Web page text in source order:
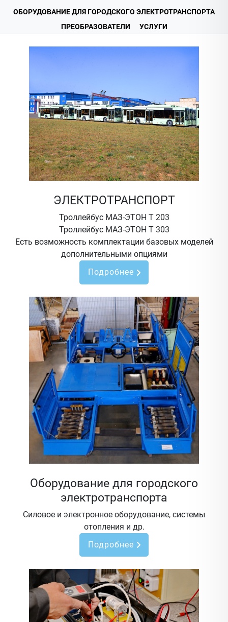
ОБОРУДОВАНИЕ ДЛЯ ГОРОДСКОГО ЭЛЕКТРОТРАНСПОРТА
ПРЕОБРАЗОВАТЕЛИ
УСЛУГИ
ЭЛЕКТРОТРАНСПОРТ
Троллейбус МАЗ-ЭТОН Т 203
Троллейбус МАЗ-ЭТОН Т 303
Есть возможность комплектации базовых моделей
дополнительными опциями
Подробнее
Оборудование для городского
электротранспорта
Силовое и электронное оборудование, системы
отопления и др.
Подробнее